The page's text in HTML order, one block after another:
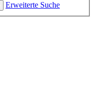
Erweiterte Suche